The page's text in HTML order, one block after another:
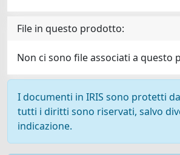
File in questo prodotto:
Non ci sono file associati a questo
I documenti in IRIS sono protetti
tutti i diritti sono riservati, salvo
indicazione.